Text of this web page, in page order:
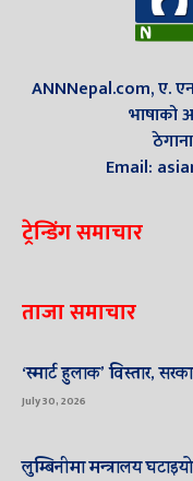
ANNNepal.com, ए. एन.
भाषाको
Email:
ट्रेन्डिंग समाचार
ताजा समाचार
‘स्मार्ट हुलाक’ विस्तार,
July 30, 2026
लुम्बिनीमा मन्त्रालय